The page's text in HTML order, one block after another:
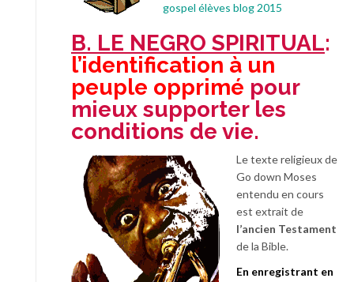
gospel élèves blog 2015
B. LE NEGRO SPIRITUAL:
l’identification à un
peuple opprimé pour
mieux supporter les
conditions de vie.
Le texte religieux de
Go down Moses
entendu en cours
est extrait de
l’ancien Testament
de la Bible.
En enregistrant en